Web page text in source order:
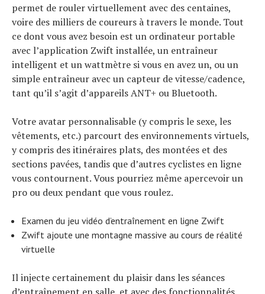
permet de rouler virtuellement avec des centaines,
voire des milliers de coureurs à travers le monde. Tout
ce dont vous avez besoin est un ordinateur portable
avec l’application Zwift installée, un entraîneur
intelligent et un wattmètre si vous en avez un, ou un
simple entraîneur avec un capteur de vitesse/cadence,
tant qu’il s’agit d’appareils ANT+ ou Bluetooth.
Votre avatar personnalisable (y compris le sexe, les
vêtements, etc.) parcourt des environnements virtuels,
y compris des itinéraires plats, des montées et des
sections pavées, tandis que d’autres cyclistes en ligne
vous contournent. Vous pourriez même apercevoir un
pro ou deux pendant que vous roulez.
Examen du jeu vidéo d’entraînement en ligne Zwift
Zwift ajoute une montagne massive au cours de réalité
virtuelle
Il injecte certainement du plaisir dans les séances